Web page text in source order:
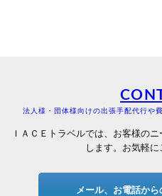
法人様・団体様向けの出張手配代行や
ＩＡＣＥトラベルでは、お客様の
します。お気軽に
メール、お電話か